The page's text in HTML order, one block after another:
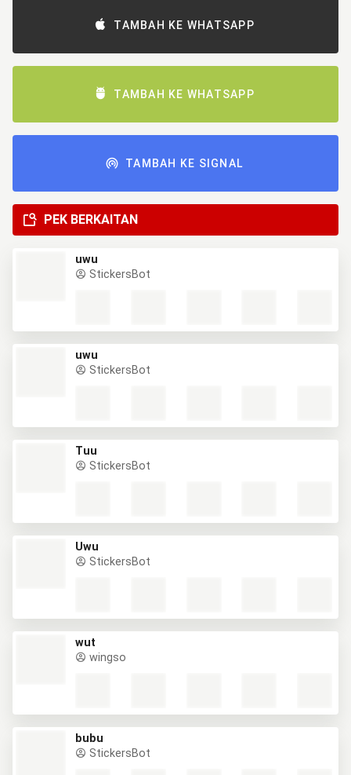
TAMBAH KE WHATSAPP
TAMBAH KE WHATSAPP
TAMBAH KE SIGNAL
PEK BERKAITAN
uwu
StickersBot
uwu
StickersBot
Tuu
StickersBot
Uwu
StickersBot
wut
wingso
bubu
StickersBot